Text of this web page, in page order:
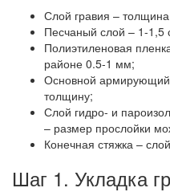
Слой гравия –
Песчаный слой – 1-1,5
Полиэтиленовая
районе 0.5-1 мм;
Основной армирующий
толщину;
Слой гидро- и
– размер прослойки
Конечная стяжка –
Шаг 1. Укладка